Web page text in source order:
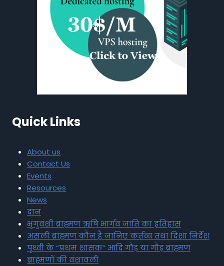
Quick Links
About us
Contact Us
Events
Resources
News
दान
भृगुवंशी ब्राह्मण ऋषि भार्गव जाति का इतिहास
असली ब्राह्मण कौन है जानिए कर्तव्य तथा दिशा निर्देश
पृथ्वी के “प्रथम शासक” आदि गौड़ या गौड़ ब्राह्मण
ब्राह्मणों की वंशावली